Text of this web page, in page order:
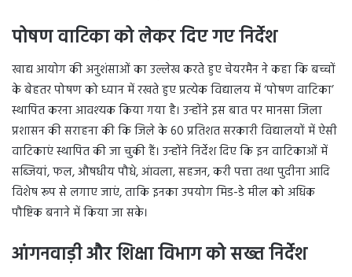
पोषण वाटिका को लेकर दिए गए निर्देश
खाद्य आयोग की अनुशंसाओं का उल्लेख करते हुए चेयरमैन ने कहा कि बच्चों
के बेहतर पोषण को ध्यान में रखते हुए प्रत्येक विद्यालय में ‘पोषण वाटिका’
स्थापित करना आवश्यक किया गया है। उन्होंने इस बात पर मानसा जिला
प्रशासन की सराहना की कि जिले के 60 प्रतिशत सरकारी विद्यालयों में ऐसी
वाटिकाएं स्थापित की जा चुकी हैं। उन्होंने निर्देश दिए कि इन वाटिकाओं में
सब्जियां, फल, औषधीय पौधे, आंवला, सहजन, करी पत्ता तथा पुदीना आदि
विशेष रूप से लगाए जाएं, ताकि इनका उपयोग मिड-डे मील को अधिक
पौष्टिक बनाने में किया जा सके।
आंगनवाड़ी और शिक्षा विभाग को सख्त निर्देश